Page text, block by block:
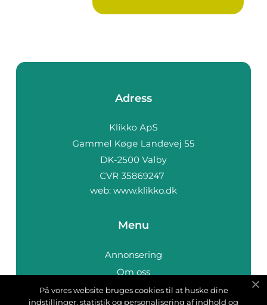
Adress
web: www.klikko.dk
Menu
Annonsering
Om oss
Cookies
På vores website bruges cookies til at huske dine
indstillinger, statistik og personalisering af indhold og